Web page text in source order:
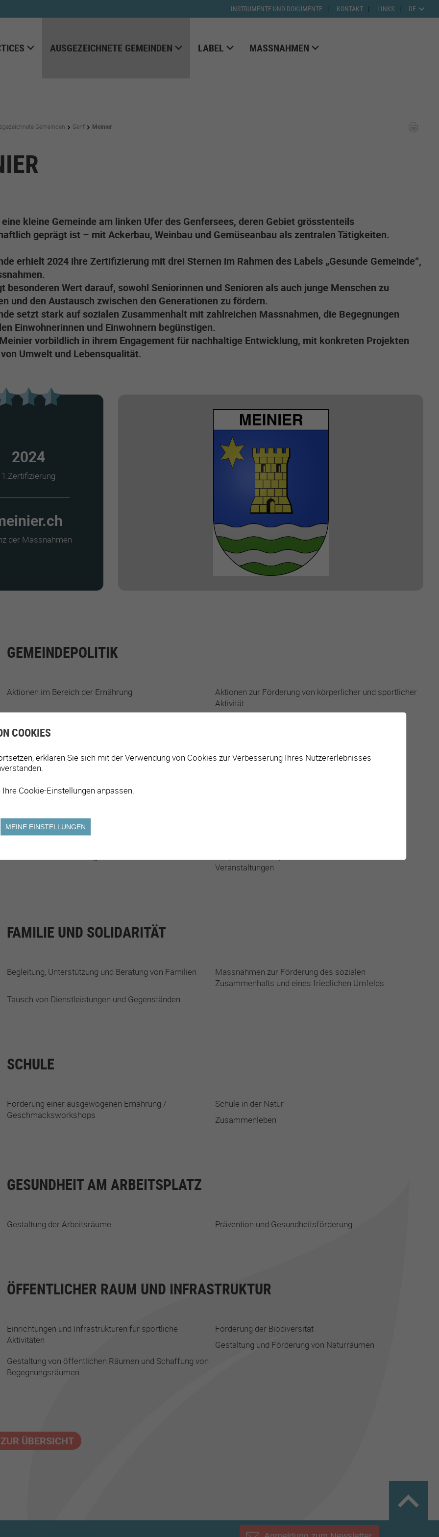
DE
INSTRUMENTE UND DOKUMENTE KONTAKT LINKS
AUSGEZEICHNETE GEMEINDEN LABEL MASSNAHMEN
Gemeinden Genf Meinier
kleine Gemeinde am linken Ufer des Genfersees, deren Gebiet grösstenteils
geprägt ist – mit Ackerbau, Weinbau und Gemüseanbau als zentralen Tätigkeiten.
erhielt 2024 ihre Zertifizierung mit drei Sternen im Rahmen des Labels „Gesunde Gemeinde“,
besonderen Wert darauf, sowohl Seniorinnen und Senioren als auch junge Menschen zu
und den Austausch zwischen den Generationen zu fördern.
setzt stark auf sozialen Zusammenhalt mit zahlreichen Massnahmen, die Begegnungen
Einwohnerinnen und Einwohnern begünstigen.
vorbildlich in ihrem Engagement für nachhaltige Entwicklung, mit konkreten Projekten
Umwelt und Lebensqualität.
2024
1.Zertifizierung
der Massnahmen
GEMEINDEPOLITIK
Aktionen im Bereich der Ernährung
Aktionen zur Förderung von körperlicher und sportlicher
Aktivität
Mobilität und Raumplanung
FREIZEITANGEBOTE
Veranstaltungen
FAMILIE UND SOLIDARITÄT
Begleitung, Unterstützung und Beratung von Familien
Massnahmen zur Förderung des sozialen
Zusammenhalts und eines friedlichen Umfelds
Tausch von Dienstleistungen und Gegenständen
SCHULE
Förderung einer ausgewogenen Ernährung /
Geschmacksworkshops
Schule in der Natur
Zusammenleben
GESUNDHEIT AM ARBEITSPLATZ
Gestaltung der Arbeitsräume Prävention und Gesundheitsförderung
ÖFFENTLICHER RAUM UND INFRASTRUKTUR
Einrichtungen und Infrastrukturen für sportliche
Aktivitäten
Förderung der Biodiversität
Gestaltung und Förderung von Naturräumen
Gestaltung von öffentlichen Räumen und Schaffung von
Begegnungsräumen
ÜBERSICHT
COOKIES
erklären Sie sich mit der Verwendung von Cookies zur Verbesserung Ihres Nutzererlebnisses
Cookie-Einstellungen anpassen.
MEINE EINSTELLUNGEN